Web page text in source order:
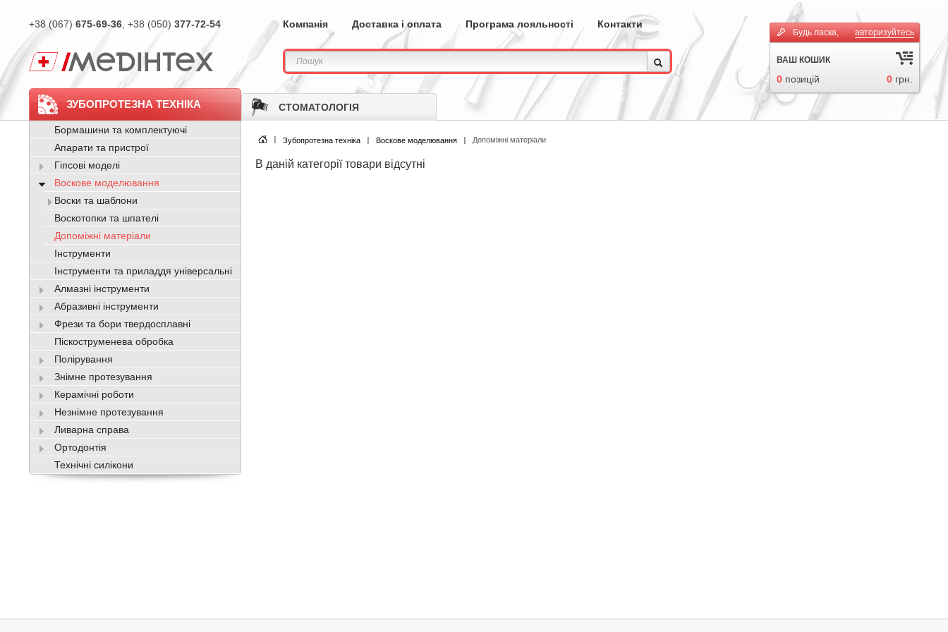
Компанія Доставка і оплата Програма лояльності Контакти
+38 (067) 675-69-36, +38 (050) 377-72-54
Будь ласка, авторизуйтесь
ВАШ КОШИК
0 позицій 0грн.
СТОМАТОЛОГІЯ
Зубопротезна техніка Воскове моделювання Допоміжні матеріали
В даній категорії товари відсутні
ЗУБОПРОТЕЗНА ТЕХНІКА
Бормашини та комплектуючі
Апарати та пристрої
Гіпсові моделі
Воскове моделювання
Воски та шаблони
Воскотопки та шпателі
Допоміжні матеріали
Інструменти
Інструменти та приладдя універсальні
Алмазні інструменти
Абразивні інструменти
Фрези та бори твердосплавні
Піскоструменева обробка
Полірування
Знімне протезування
Керамічні роботи
Незнімне протезування
Ливарна справа
Ортодонтія
Технічні силікони